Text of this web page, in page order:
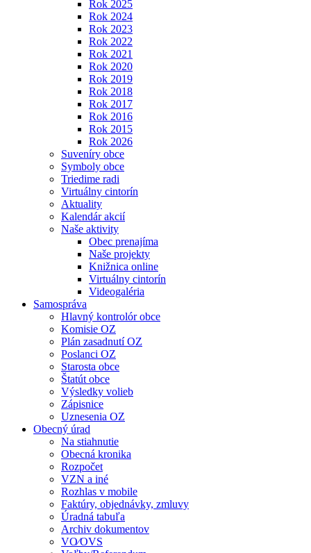
Rok 2025
Rok 2024
Rok 2023
Rok 2022
Rok 2021
Rok 2020
Rok 2019
Rok 2018
Rok 2017
Rok 2016
Rok 2015
Rok 2026
Suveníry obce
Symboly obce
Triedime radi
Virtuálny cintorín
Aktuality
Kalendár akcií
Naše aktivity
Obec prenajíma
Naše projekty
Knižnica online
Virtuálny cintorín
Videogaléria
Samospráva
Hlavný kontrolór obce
Komisie OZ
Plán zasadnutí OZ
Poslanci OZ
Starosta obce
Štatút obce
Výsledky volieb
Zápisnice
Uznesenia OZ
Obecný úrad
Na stiahnutie
Obecná kronika
Rozpočet
VZN a iné
Rozhlas v mobile
Faktúry, objednávky, zmluvy
Úradná tabuľa
Archiv dokumentov
VO⁄OVS